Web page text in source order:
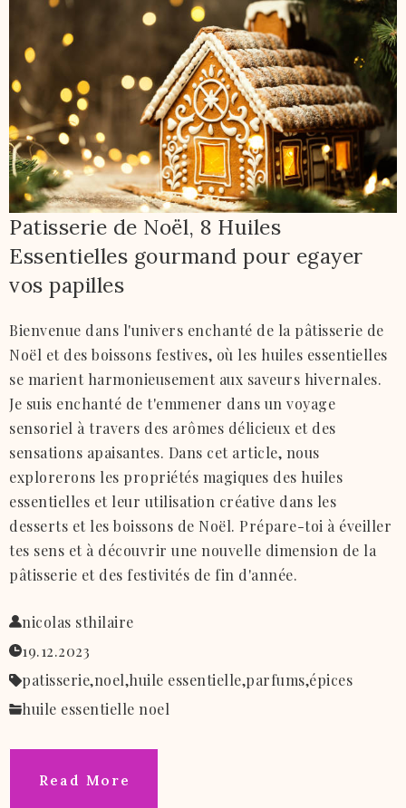
Patisserie de Noël, 8 Huiles
Essentielles gourmand pour egayer
vos papilles
Bienvenue dans l'univers enchanté de la pâtisserie de
Noël et des boissons festives, où les huiles essentielles
se marient harmonieusement aux saveurs hivernales.
Je suis enchanté de t'emmener dans un voyage
sensoriel à travers des arômes délicieux et des
sensations apaisantes. Dans cet article, nous
explorerons les propriétés magiques des huiles
essentielles et leur utilisation créative dans les
desserts et les boissons de Noël. Prépare-toi à éveiller
tes sens et à découvrir une nouvelle dimension de la
pâtisserie et des festivités de fin d'année.
nicolas sthilaire
19.12.2023
patisserie,noel,huile essentielle,parfums,épices
huile essentielle noel
Read More